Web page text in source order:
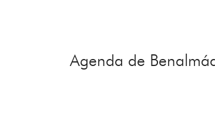
Agenda de